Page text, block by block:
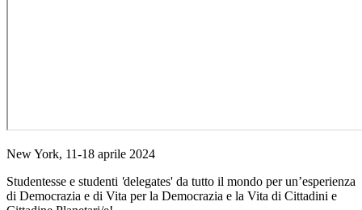
New York, 11-18 aprile 2024
Studentesse e studenti 'delegates' da tutto il mondo per un’esperienza
di Democrazia e di Vita per la Democrazia e la Vita di Cittadini e